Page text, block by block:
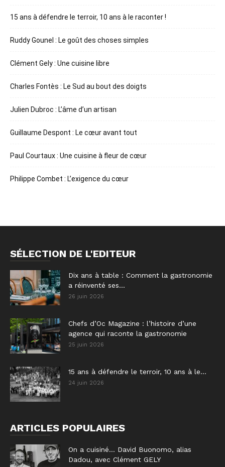
15 ans à défendre le terroir, 10 ans à le raconter !
Ruddy Gounel : Le goût des choses simples
Clément Gely : Une cuisine libre
Charles Fontès : Le Sud au bout des doigts
Julien Dubroc : L’âme d’un artisan
Guillaume Despont : Le cœur avant tout
Paul Courtaux : Une cuisine à fleur de cœur
Philippe Combet : L’exigence du cœur
SÉLECTION DE L'EDITEUR
Dix ans à table : Comment la gastronomie
a réinventé ses...
26 juin 2026
Chefs d’Oc Magazine : l’histoire d’une
agence qui raconte la gastronomie
25 juin 2026
15 ans à défendre le terroir, 10 ans à le...
24 juin 2026
ARTICLES POPULAIRES
On a cuisiné… David Buonomo, alias
Dadou, avec Clément GELY